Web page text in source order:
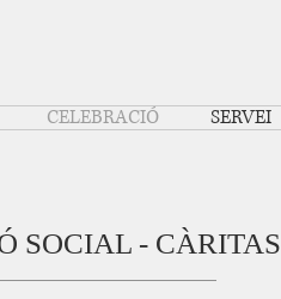
CELEBRACIÓ SERVEI
SOCIAL - CÀRITAS